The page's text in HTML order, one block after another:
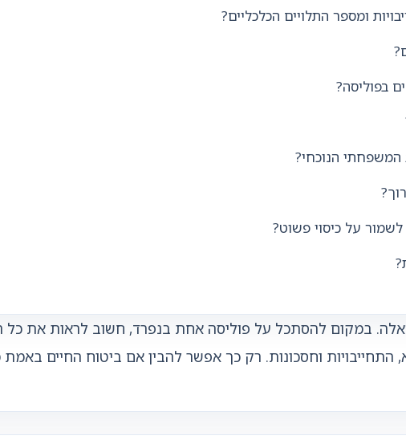
ומספר התלויים הכלכליים?
בפוליסה?
הנוכחי?
על כיסוי פשוט?
במקום להסתכל על פוליסה אחת בנפרד, חשוב לראות את כל
התחייבויות וחסכונות. רק כך אפשר להבין אם ביטוח החיים